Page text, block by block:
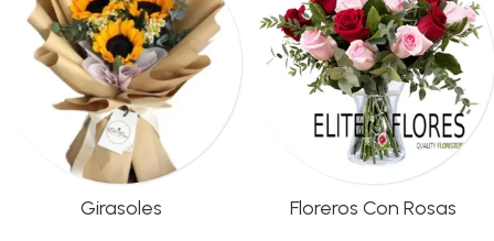
Girasoles Floreros Con Rosas